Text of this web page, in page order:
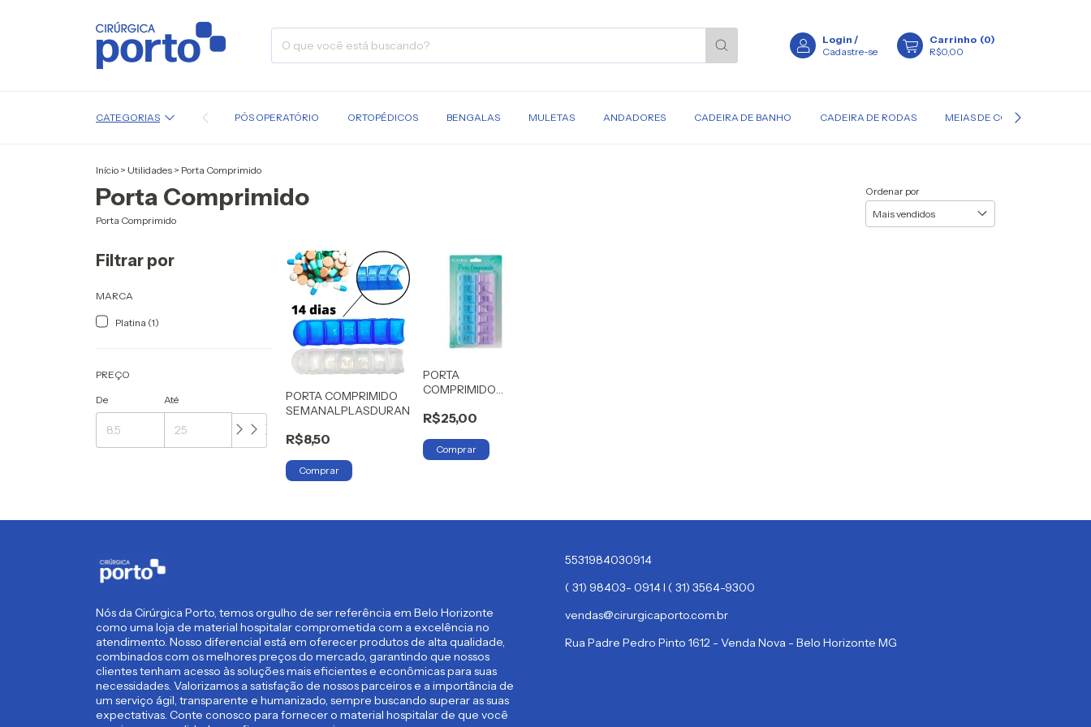
Login /
Cadastre-se
Carrinho (0)
R$0,00
CATEGORIAS PÓS OPERATÓRIO ORTOPÉDICOS BENGALAS MULETAS ANDADORES CADEIRA DE BANHO CADEIRA DE RODAS MEIAS DE COMPRESSÃO
Início > Utilidades > Porta Comprimido
Porta Comprimido
Porta Comprimido
Ordenar por
Filtrar por
MARCA
Platina (1)
PREÇO
De Até
PORTA COMPRIMIDO
SEMANALPLASDURAN
R$8,50
PORTA
COMPRIMIDO
PLATINA
R$25,00
Nós da Cirúrgica Porto, temos orgulho de ser referência em Belo Horizonte
como uma loja de material hospitalar comprometida com a excelência no
atendimento. Nosso diferencial está em oferecer produtos de alta qualidade,
combinados com os melhores preços do mercado, garantindo que nossos
clientes tenham acesso às soluções mais eficientes e econômicas para suas
necessidades. Valorizamos a satisfação de nossos parceiros e a importância de
um serviço ágil, transparente e humanizado, sempre buscando superar as suas
expectativas. Conte conosco para fornecer o material hospitalar de que você
5531984030914
( 31) 98403- 0914 I ( 31) 3564-9300
vendas@cirurgicaporto.com.br
Rua Padre Pedro Pinto 1612 - Venda Nova - Belo Horizonte MG